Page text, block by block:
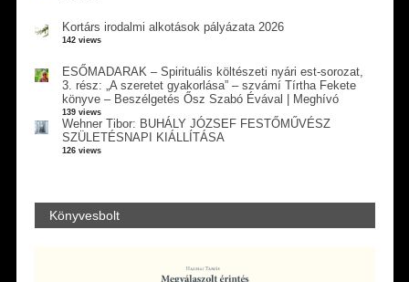
Kortárs irodalmi alkotások pályázata 2026
142 views
ESŐMADARAK – Spirituális költészeti nyári est-sorozat,
3. rész: „A szeretet gyakorlása” – szvámí Tírtha Fekete
könyve – Beszélgetés Ősz Szabó Évával | Meghívó
139 views
Wehner Tibor: BUHÁLY JÓZSEF FESTŐMŰVÉSZ
SZÜLETÉSNAPI KIÁLLÍTÁSA
126 views
Könyvesbolt